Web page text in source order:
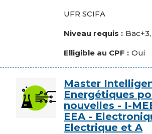
Composante
UFR SCIFA
Niveau requis
Elligible au CPF Oui
Master
Energétiques
nouvelles - I-
EEA -
Electrique et A